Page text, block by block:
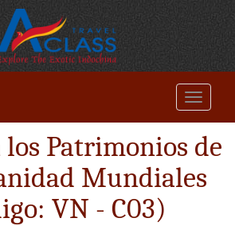
los Patrimonios de
Mundiales
VN - C03)